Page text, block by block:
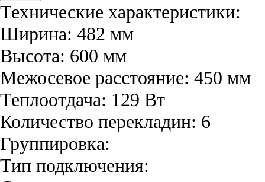
Технические характеристики:
Ширина: 482 мм
Высота: 600 мм
Межосевое расстояние: 450 мм
Теплоотдача: 129 Вт
Количество перекладин: 6
Группировка:
Тип подключения: